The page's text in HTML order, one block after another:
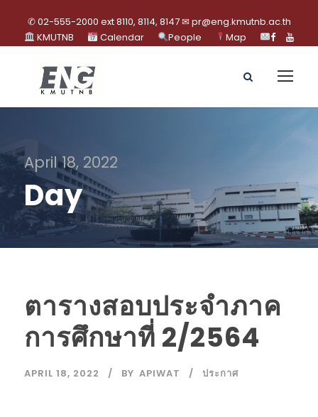
✆ 02-555-2000 ext 8110, 8114, 8147 ✉ pr@eng.kmutnb.ac.th
KMUTNB
Calendar People Map
April 18, 2022
Day
ตารางสอบประจำภาค
การศึกษาที่ 2/2564
APRIL 18, 2022 BY APIWAT ประกาศ